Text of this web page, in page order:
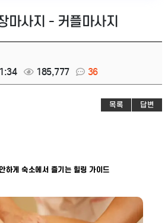
마사지 - 커플마사지
185,777 36
목록 답변
하게 숙소에서 즐기는 힐링 가이드